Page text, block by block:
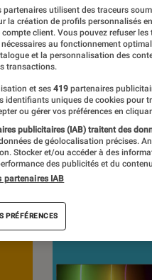
savoir plus,voir
notrecomparateur.
partenaires utilisent des traceurs
la création de profils personnalisés
compte client. Vous pouvez refuser
au fonctionnement
et la personnalisation des
transactions.
et ses 419 partenaires
identifiants uniques de cookies pour
ou gérer vos préférences en
publicitaires (IAB) traitent des
de géolocalisation précises.
Stocker et/ou accéder à des
des publicités et du
partenaires IAB
PRÉFÉRENCES